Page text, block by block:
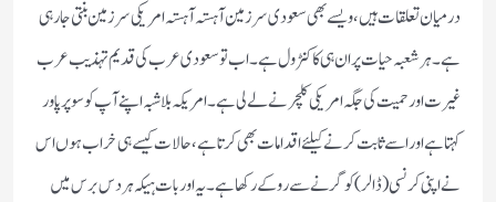
درمیان تعلقات ہیں، ویسے بھی سعودی سرزمین آہستہ آہستہ امریکی سرزمین بنتی جارہی
ہے۔ہر شعبہ حیات پر ان ہی کا کنٹرول ہے۔ اب تو سعودی عرب کی قدیم تہذیب عرب
غیرت اور حمیت کی جگہ امریکی کلچر نے لے لی ہے۔ امریکہ بلاشبہ اپنے آپ کو سوپر پاور
کہتا ہے اور اسے ثابت کرنے کیلئے اقدامات بھی کرتا ہے، حالات کیسے ہی خراب ہوں اس
نے اپنی کرنسی (ڈالر) کو گرنے سے روکے رکھا ہے۔ یہ اور بات ہیکہ ہر دس برس میں